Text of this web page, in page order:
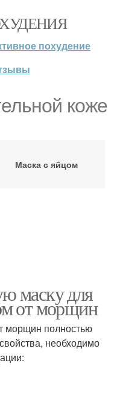
похудение
коже
Маска с яйцом
маску для
от морщин
морщин полностью
необходимо